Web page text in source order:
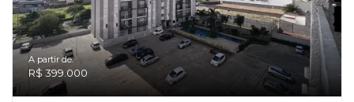
A partir de:
R$ 399.000